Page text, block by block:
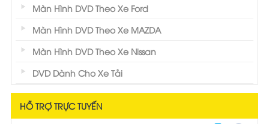
Màn Hình DVD Theo Xe Ford
Màn Hình DVD Theo Xe MAZDA
Màn Hình DVD Theo Xe Nissan
DVD Dành Cho Xe Tải
HỖ TRỢ TRỰC TUYẾN